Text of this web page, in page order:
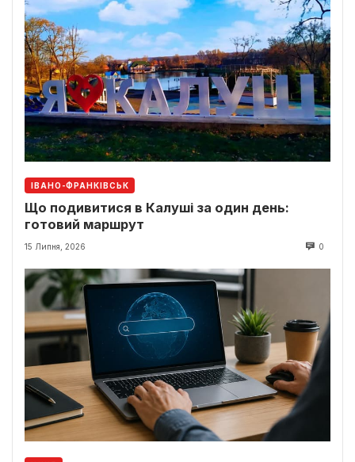
ІВАНО-ФРАНКІВСЬК
Що подивитися в Калуші за один день:
готовий маршрут
15 Липня, 2026 0